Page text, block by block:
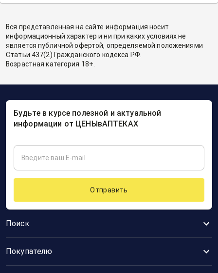
Вся представленная на сайте информация носит
информационный характер и ни при каких условиях не
является публичной офертой, определяемой положениями
Статьи 437(2) Гражданского кодекса РФ.
Возрастная категория 18+.
Поиск
Покупателю
Будьте в курсе полезной и актуальной
информации от ЦЕНЫвАПТЕКАХ
Отправить